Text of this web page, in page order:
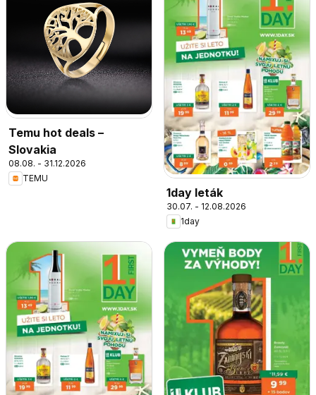
Temu hot deals –
Slovakia
08.08. - 31.12.2026
TEMU
1day leták
30.07. - 12.08.2026
1day